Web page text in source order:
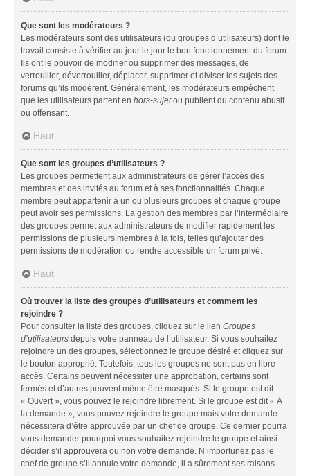
Que sont les modérateurs ?
Les modérateurs sont des utilisateurs (ou groupes d’utilisateurs) dont le
travail consiste à vérifier au jour le jour le bon fonctionnement du forum.
Ils ont le pouvoir de modifier ou supprimer des messages, de
verrouiller, déverrouiller, déplacer, supprimer et diviser les sujets des
forums qu’ils modèrent. Généralement, les modérateurs empêchent
que les utilisateurs partent en hors-sujetou publient du contenu abusif
ou offensant.
Haut
Que sont les groupes d’utilisateurs ?
Les groupes permettent aux administrateurs de gérer l’accès des
membres et des invités au forum et à ses fonctionnalités. Chaque
membre peut appartenir à un ou plusieurs groupes et chaque groupe
peut avoir ses permissions. La gestion des membres par l’intermédiaire
des groupes permet aux administrateurs de modifier rapidement les
permissions de plusieurs membres à la fois, telles qu’ajouter des
permissions de modération ou rendre accessible un forum privé.
Haut
Où trouver la liste des groupes d’utilisateurs et comment les
rejoindre ?
Pour consulter la liste des groupes, cliquez sur le lien Groupes
d’utilisateurs depuis votre panneau de l’utilisateur. Si vous souhaitez
rejoindre un des groupes, sélectionnez le groupe désiré et cliquez sur
le bouton approprié. Toutefois, tous les groupes ne sont pas en libre
accès. Certains peuvent nécessiter une approbation, certains sont
fermés et d’autres peuvent même être masqués. Si le groupe est dit
« Ouvert », vous pouvez le rejoindre librement. Si le groupe est dit « À
la demande », vous pouvez rejoindre le groupe mais votre demande
nécessitera d’être approuvée par un chef de groupe. Ce dernier pourra
vous demander pourquoi vous souhaitez rejoindre le groupe et ainsi
décider s’il approuvera ou non votre demande. N’importunez pas le
chef de groupe s’il annule votre demande, il a sûrement ses raisons.